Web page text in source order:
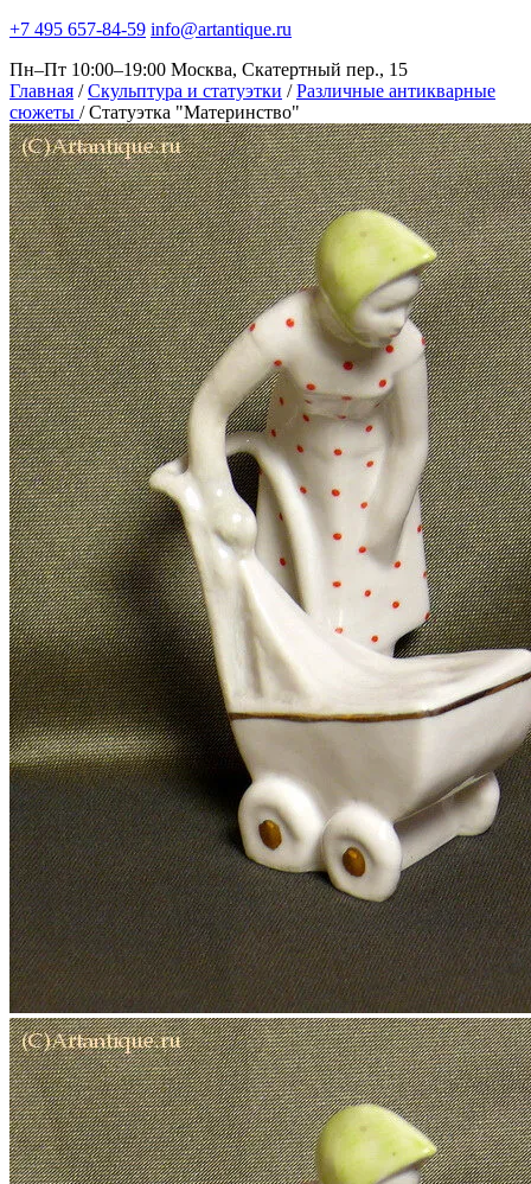
+7 495 657-84-59 info@artantique.ru
Пн–Пт 10:00–19:00 Москва, Скатертный пер., 15
Главная / Скульптура и статуэтки / Различные антикварные
сюжеты / Статуэтка "Материнство"